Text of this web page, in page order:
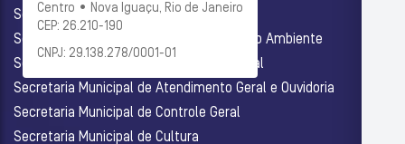
Centro • Nova Iguaçu, Rio de Janeiro
CEP: 26.210-190
CNPJ: 29.138.278/0001-01
Secretaria Municipal de Administração
Secretaria Municipal de Agricultura e Meio Ambiente
Secretaria Municipal de Assistência Social
Secretaria Municipal de Atendimento Geral e Ouvidoria
Secretaria Municipal de Controle Geral
Secretaria Municipal de Cultura